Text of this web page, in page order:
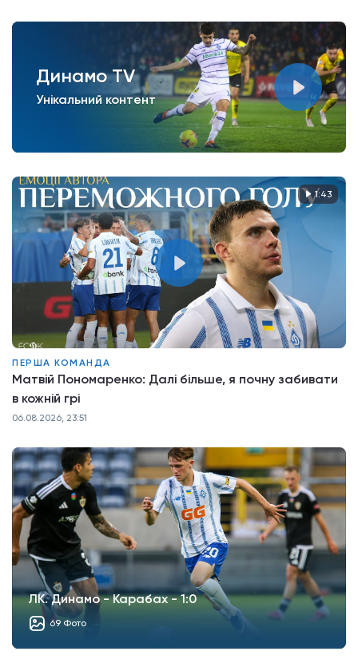
Динамо TV
Унікальний контент
1:43
ПЕРША КОМАНДА
Матвій Пономаренко: Далі більше, я почну забивати
в кожній грі
06.08.2026, 23:51
ЛК. Динамо - Карабах - 1:0
69 Фото